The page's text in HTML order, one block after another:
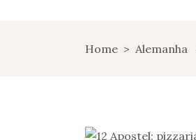
Home > Alemanha